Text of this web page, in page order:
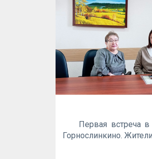
Первая встреча
Горнослинкино.